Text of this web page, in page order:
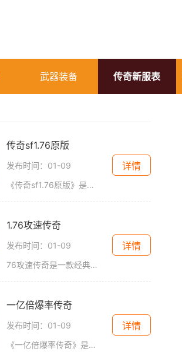
武器装备 传奇新服表
传奇sf1.76原版
发布时间：01-09
《传奇sf1.76原版》是一款极具特色的2D游戏，以角色扮演为核心，吸引了无数玩家的关注和喜爱。这款游戏以万人在线的规模和玩家互动为主打，给玩家带来了独一无二的游戏体验。让我
详情
1.76攻速传奇
发布时间：01-09
76攻速传奇是一款经典的2D游戏，以传奇为题材，给玩家带来了一场真实的角色扮演游戏体验。该游戏采用了万人在线的模式，玩家可以与其他玩家互动，并且可以进行各种活动。传奇游
详情
一亿倍爆率传奇
发布时间：01-09
《一亿倍爆率传奇》是一款史诗级的多人在线角色扮演游戏。该游戏以其惊人的爆率和创新的玩法而闻名于世。玩家们可以在这个奇幻世界中尽享畅爽的游戏体验。玩家可以选择各种职
详情